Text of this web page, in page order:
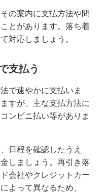
言うと？海外旅行で使
て紹介
ジットカードとは？選
カードのメリットとデ
を解説
の案内に支払方法や問
とがあります。落ち着
対応しましょう。
支払う
で速やかに支払いま
すが、主な支払方法に
ンビニ払い等がありま
日程を確認したうえ
しましょう。再引き落
会社やクレジットカー
よって異なるため、